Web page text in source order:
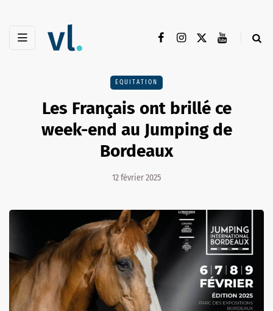
EQUITATION
Les Français ont brillé ce
week-end au Jumping de
Bordeaux
12 février 2025